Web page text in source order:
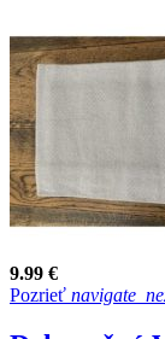
9.99 €
Pozrieť